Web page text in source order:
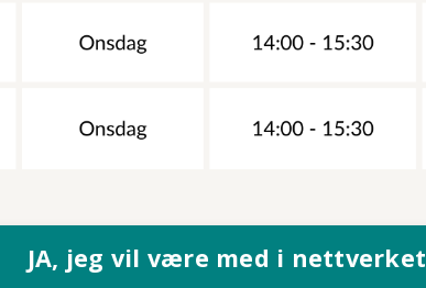
JA, jeg vil være med i nettverket